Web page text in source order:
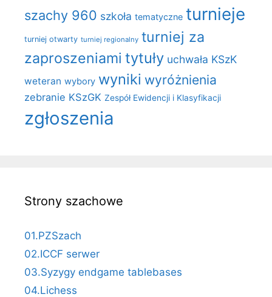
szachy 960 szkoła tematyczne turnieje
turniej otwarty turniej regionalny turniej za
zaproszeniami tytuły uchwała KSzK
weteran wybory wyniki wyróżnienia
zebranie KSzGK Zespół Ewidencji i Klasyfikacji
zgłoszenia
Strony szachowe
01.PZSzach
02.ICCF serwer
03.Syzygy endgame tablebases
04.Lichess